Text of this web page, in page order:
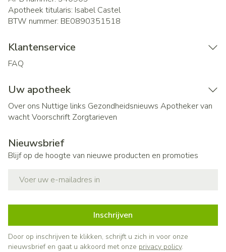
Apotheek titularis: Isabel Castel
BTW nummer: BE0890351518
Klantenservice
FAQ
Uw apotheek
Over ons Nuttige links Gezondheidsnieuws Apotheker van
wachtVoorschrift Zorgtarieven
Nieuwsbrief
Blijf op de hoogte van nieuwe producten en promoties
Inschrijven
Door op inschrijven te klikken, schrijft u zich in voor onze
nieuwsbrief en gaat u akkoord met onze privacy policy.